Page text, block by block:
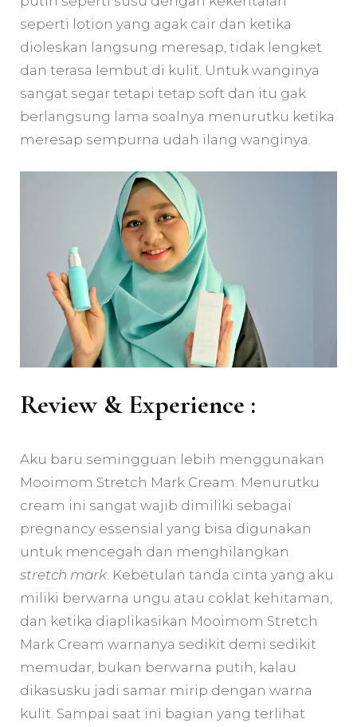
seperti lotion yang agak cair dan ketika
dioleskan langsung meresap, tidak lengket
dan terasa lembut di kulit. Untuk wanginya
sangat segar tetapi tetap soft dan itu gak
berlangsung lama soalnya menurutku ketika
meresap sempurna udah ilang wanginya.
Review & Experience :
Aku baru semingguan lebih menggunakan
Mooimom Stretch Mark Cream. Menurutku
cream ini sangat wajib dimiliki sebagai
pregnancy essensial yang bisa digunakan
untuk mencegah dan menghilangkan
stretch mark . Kebetulan tanda cinta yang aku
miliki berwarna ungu atau coklat kehitaman,
dan ketika diaplikasikan Mooimom Stretch
Mark Cream warnanya sedikit demi sedikit
memudar, bukan berwarna putih, kalau
dikasusku jadi samar mirip dengan warna
kulit. Sampai saat ini bagian yang terlihat